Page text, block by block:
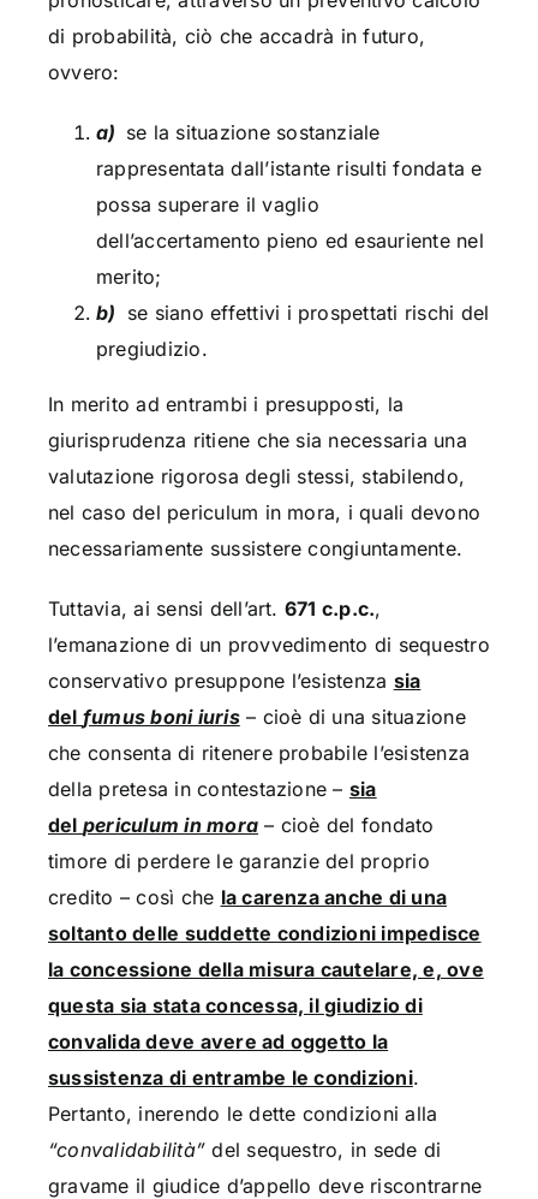
di probabilità, ciò che accadrà in futuro,
ovvero:
a) se la situazione sostanziale
rappresentata dall’istante risulti fondata e
possa superare il vaglio
dell’accertamento pieno ed esauriente nel
merito;
b) se siano effettivi i prospettati rischi del
pregiudizio.
In merito ad entrambi i presupposti, la
giurisprudenza ritiene che sia necessaria una
valutazione rigorosa degli stessi, stabilendo,
nel caso del periculum in mora, i quali devono
necessariamente sussistere congiuntamente.
Tuttavia, ai sensi dell’art. 671 c.p.c.,
l’emanazione di un provvedimento di sequestro
conservativo presuppone l’esistenza sia
del fumus boni iuris– cioè di una situazione
che consenta di ritenere probabile l’esistenza
della pretesa in contestazione – sia
del periculum in mora – cioè del fondato
timore di perdere le garanzie del proprio
credito – così che la carenza anche di una
soltanto delle suddette condizioni impedisce
la concessione della misura cautelare, e, ove
questa sia stata concessa, il giudizio di
convalida deve avere ad oggetto la
sussistenza di entrambe le condizioni.
Pertanto, inerendo le dette condizioni alla
“convalidabilità” del sequestro, in sede di
gravame il giudice d’appello deve riscontrarne